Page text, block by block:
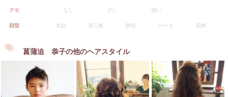
クセ なし 少し 強い
顔型 丸顔 逆三角 卵型 ベース 四角
菖蒲迫 恭子の他のヘアスタイル